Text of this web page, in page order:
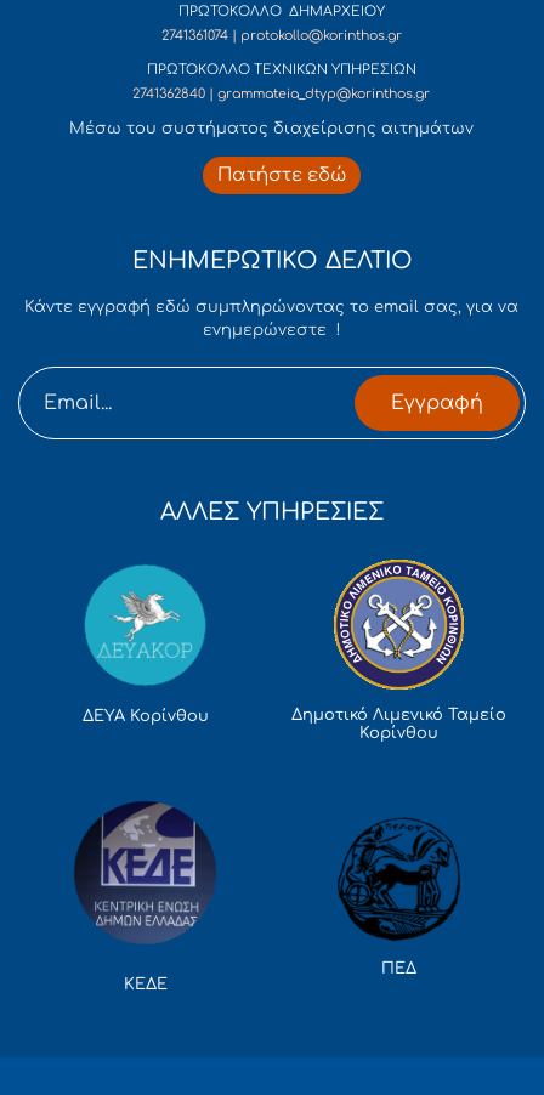
ΠΡΩΤΟΚΟΛΛΟ ΔΗΜΑΡΧΕΙΟΥ
2741361074 | protokollo@korinthos.gr
ΠΡΩΤΟΚΟΛΛΟ ΤΕΧΝΙΚΩΝ ΥΠΗΡΕΣΙΩΝ
2741362840 | grammateia_dtyp@korinthos.gr
Mέσω του συστήματος διαχείρισης αιτημάτων
Πατήστε εδώ
ΕΝΗΜΕΡΩΤΙΚΟ ΔΕΛΤΙΟ
Κάντε εγγραφή εδώ συμπληρώνοντας το email σας, για να
ενημερώνεστε !
Εγγραφή
ΑΛΛΕΣ ΥΠΗΡΕΣΙΕΣ
ΔΕΥΑ Κορίνθου
Δημοτικό Λιμενικό Ταμείο
Κορίνθου
ΚΕΔΕ
ΠΕΔ